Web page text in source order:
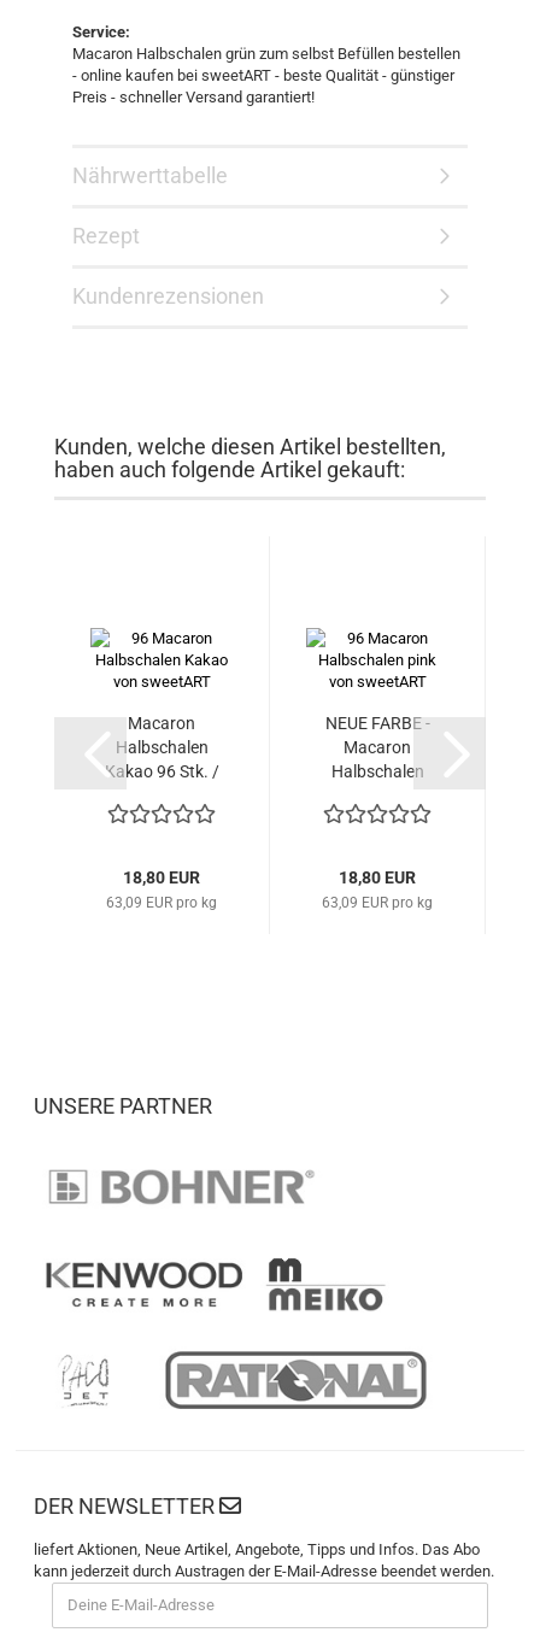
Service:
Macaron Halbschalen grün zum selbst Befüllen bestellen
- online kaufen bei sweetART - beste Qualität - günstiger
Preis - schneller Versand garantiert!
Nährwerttabelle
Rezept
Kundenrezensionen
Kunden, welche diesen Artikel bestellten,
haben auch folgende Artikel gekauft:
Macaron
Halbschalen
Kakao 96 Stk. /
18,80 EUR
63,09 EUR pro kg
NEUE FARBE -
Macaron
Halbschalen
18,80 EUR
63,09 EUR pro kg
UNSERE PARTNER
DER NEWSLETTER
liefert Aktionen, Neue Artikel, Angebote, Tipps und Infos. Das Abo
kann jederzeit durch Austragen der E-Mail-Adresse beendet werden.